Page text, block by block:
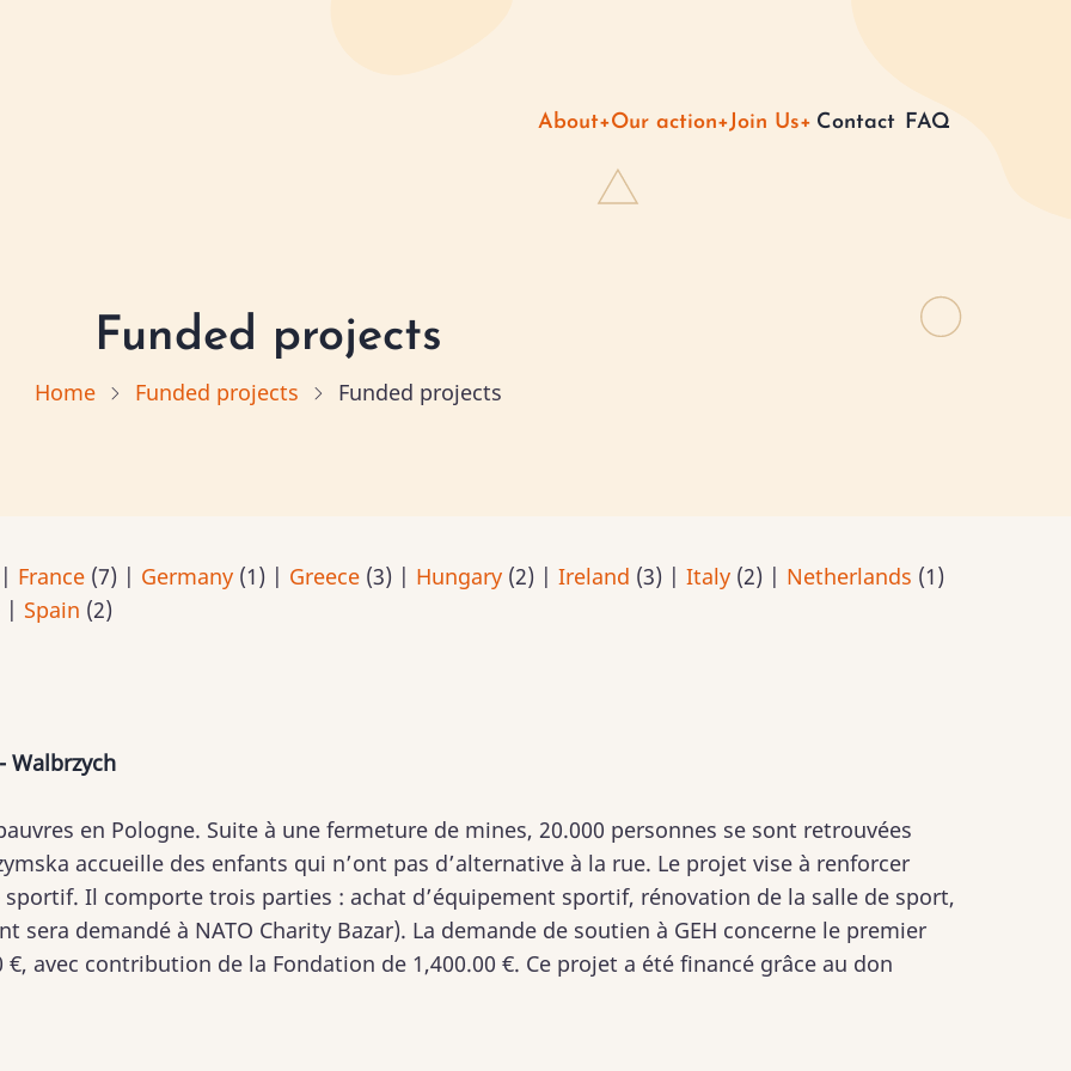
Main
navigation
About Our action Join Us Contact FAQ
Funded projects
Home Funded projects Funded projects
| France (7) | Germany (1) | Greece (3) | Hungary (2) | Ireland (3) | Italy (2) | Netherlands (1)
| Spain (2)
Walbrzych
en Pologne. Suite à une fermeture de mines, 20.000 personnes se sont retrouvées
accueille des enfants qui n’ont pas d’alternative à la rue. Le projet vise à renforcer
sportif. Il comporte trois parties : achat d’équipement sportif, rénovation de la salle de sport,
sera demandé à NATO Charity Bazar). La demande de soutien à GEH concerne le premier
avec contribution de la Fondation de 1,400.00 €. Ce projet a été financé grâce au don